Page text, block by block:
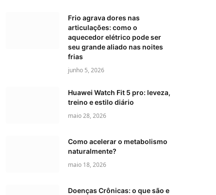
Frio agrava dores nas
articulações: como o
aquecedor elétrico pode ser
seu grande aliado nas noites
frias
junho 5, 2026
Huawei Watch Fit 5 pro: leveza,
treino e estilo diário
maio 28, 2026
Como acelerar o metabolismo
naturalmente?
maio 18, 2026
Doenças Crônicas: o que são e